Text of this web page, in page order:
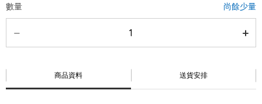
數量 尚餘少量
商品資料 送貨安排